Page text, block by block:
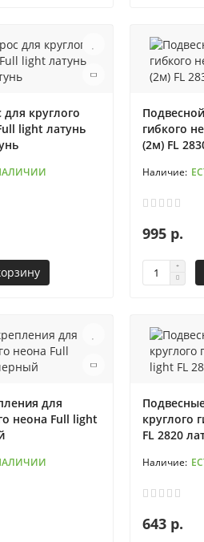
круглого
light латунь
гибкого
(2м) FL
995 р.
для
неона Full light
круглого
FL 2820
643 р.